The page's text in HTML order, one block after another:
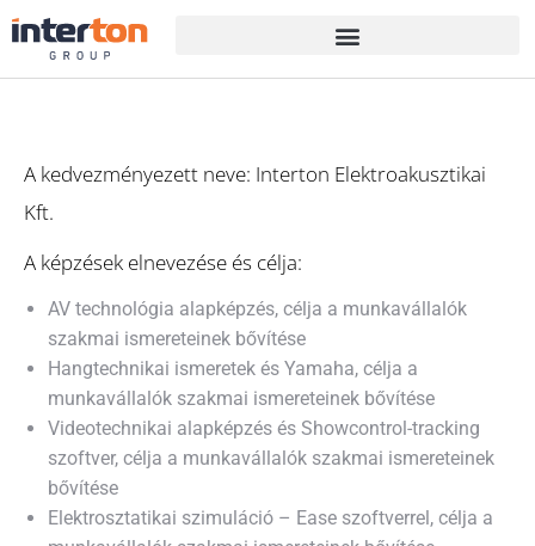
A kedvezményezett neve: Interton Elektroakusztikai
Kft.
A képzések elnevezése és célja:
AV technológia alapképzés, célja a munkavállalók
szakmai ismereteinek bővítése
Hangtechnikai ismeretek és Yamaha, célja a
munkavállalók szakmai ismereteinek bővítése
Videotechnikai alapképzés és Showcontrol-tracking
szoftver, célja a munkavállalók szakmai ismereteinek
bővítése
Elektrosztatikai szimuláció – Ease szoftverrel, célja a